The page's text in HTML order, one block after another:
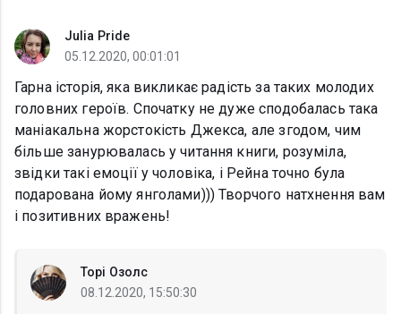
Julia Pride
05.12.2020, 00:01:01
Гарна історія, яка викликає радість за таких молодих
головних героїв. Спочатку не дуже сподобалась така
маніакальна жорстокість Джекса, але згодом, чим
більше занурювалась у читання книги, розуміла,
звідки такі емоції у чоловіка, і Рейна точно була
подарована йому янголами))) Творчого натхнення вам
і позитивних вражень!
Торі Озолс
08.12.2020, 15:50:30